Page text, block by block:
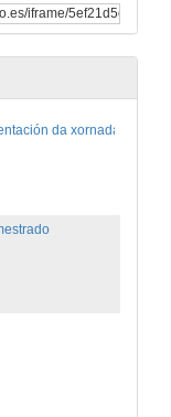
da xornada